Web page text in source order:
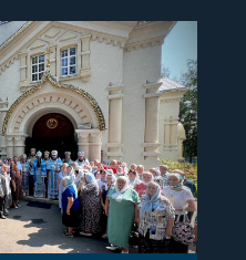
Божої
та
подальшому
[…]